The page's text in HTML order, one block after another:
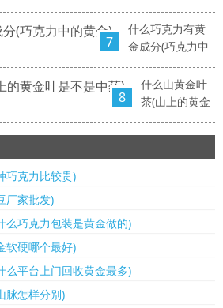
7
什么巧克力有黄
金成分(巧克力中
8
什么山黄金叶
茶(山上的黄金
巧克力比较贵)
厂家批发)
么巧克力包装是黄金做的)
软硬哪个最好)
么平台上门回收黄金最多)
脉怎样分别)